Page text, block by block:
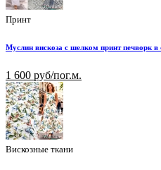
Принт
Муслин вискоза с шелком принт печворк в
1 600 руб/пог.м.
Вискозные ткани